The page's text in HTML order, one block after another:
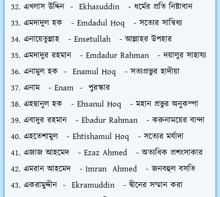
এখলাস উদ্দিন - Ekhasuddin - ধর্মের প্রতি নিষ্টাবান
এমদাদুল হক - Emdadul Hoq - সত্যের সান্বিধ্য
এনায়েতুল্লাহ - Ensetullah - আল্লাহর উপহার
এমদাদুর রহমান - Emdadur Rahman - দয়ালুর সাহায্য
এনামুল হক - Enamul Hoq - সত্যপ্রভুর হাদীয়া
এনাম - Enam - পুরস্কার
এহছানুল হক - Ehsanul Hoq - মহান প্রভুর অনুকম্পা
এবাদুর রহমান - Ebadur Rahman - করুনাময়ের বান্দা
এহতেশামুল - Ehtishamul Hoq - সত্যের মর্যাদা
এজাজ আহমেদ - Ezaz Ahmed - অত্যধিক প্রশংসাকার
এমরান আহমেদ - Imran Ahmed - জনবহুল বসতি
একরামুদ্দীন - Ekramuddin - দ্বীনের সম্মান করা